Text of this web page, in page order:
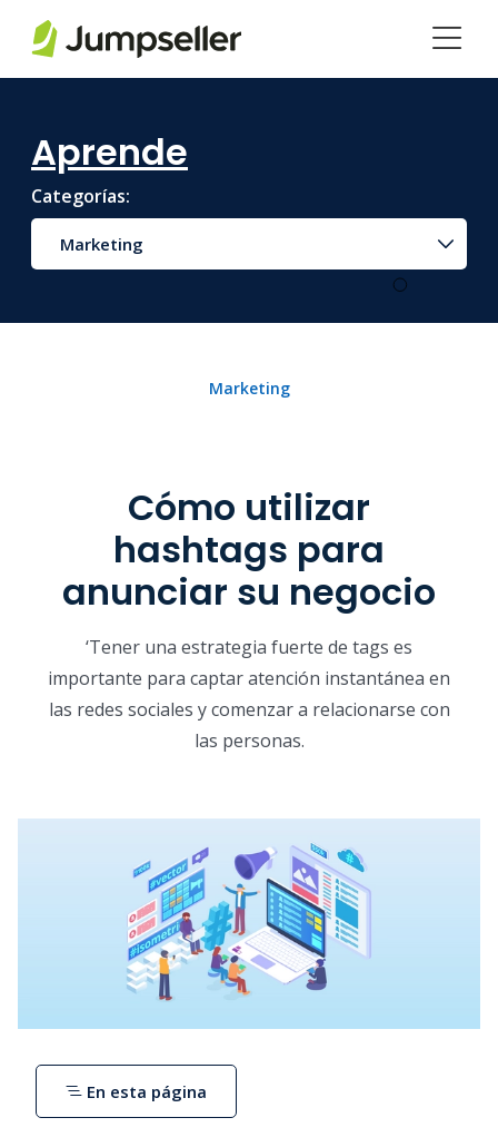
Aprende
Categorías:
Marketing
Marketing
Cómo utilizar
hashtags para
anunciar su negocio
‘Tener una estrategia fuerte de tags es
importante para captar atención instantánea en
las redes sociales y comenzar a relacionarse con
las personas.
En esta página